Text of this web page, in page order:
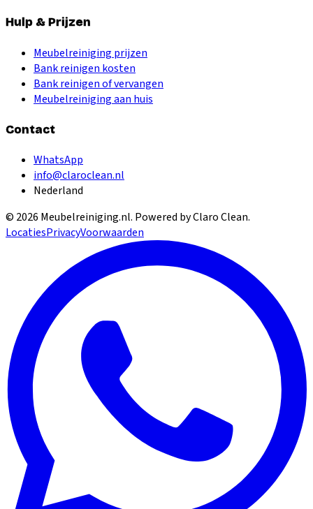
Hulp & Prijzen
Meubelreiniging prijzen
Bank reinigen kosten
Bank reinigen of vervangen
Meubelreiniging aan huis
Contact
WhatsApp
info@claroclean.nl
Nederland
© 2026 Meubelreiniging.nl. Powered by Claro Clean.
LocatiesPrivacyVoorwaarden